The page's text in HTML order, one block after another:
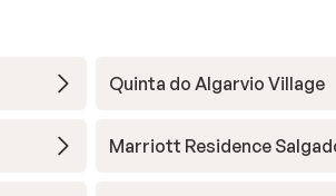
Quinta do Algarvio Village
Marriott Residence